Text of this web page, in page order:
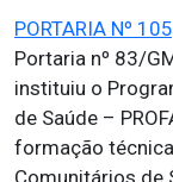
PORTARIA Nº
Portaria nº 83/
instituiu o
de Saúde –
formação
Comunitários de